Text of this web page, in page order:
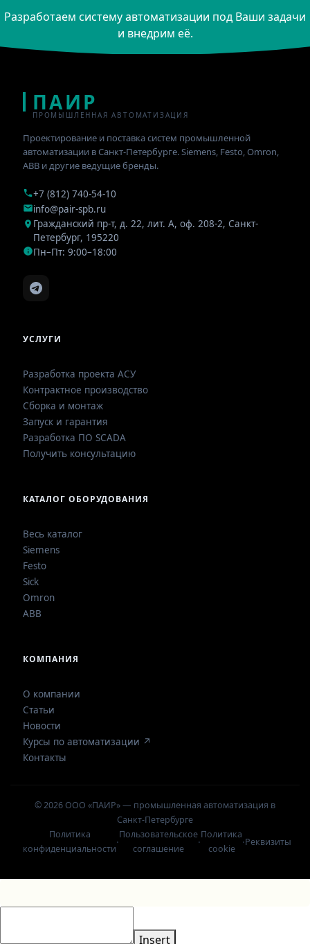
Разработаем систему автоматизации под Ваши задачи
и внедрим её.
ПАИР
ПРОМЫШЛЕННАЯ АВТОМАТИЗАЦИЯ
Проектирование и поставка систем промышленной
автоматизации в Санкт-Петербурге. Siemens, Festo, Omron,
ABB и другие ведущие бренды.
+7 (812) 740-54-10
info@pair-spb.ru
Гражданский пр-т, д. 22, лит. А, оф. 208-2, Санкт-
Петербург, 195220
Пн–Пт: 9:00–18:00
УСЛУГИ
Разработка проекта АСУ
Контрактное производство
Сборка и монтаж
Запуск и гарантия
Разработка ПО SCADA
Получить консультацию
КАТАЛОГ ОБОРУДОВАНИЯ
Весь каталог
Siemens
Festo
Sick
Omron
ABB
КОМПАНИЯ
О компании
Статьи
Новости
Курсы по автоматизации ↗
Контакты
© 2026 ООО «ПАИР» — промышленная автоматизация в
Санкт-Петербурге
Политика
конфиденциальности
·
Пользовательское
соглашение
·
Политика
cookie
·Реквизиты
Insert